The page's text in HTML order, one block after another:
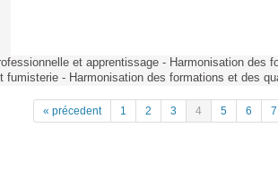
et apprentissage - Harmonisation des
fumisterie - Harmonisation des formations et des
« précedent 1 2 3 4 5 6 7